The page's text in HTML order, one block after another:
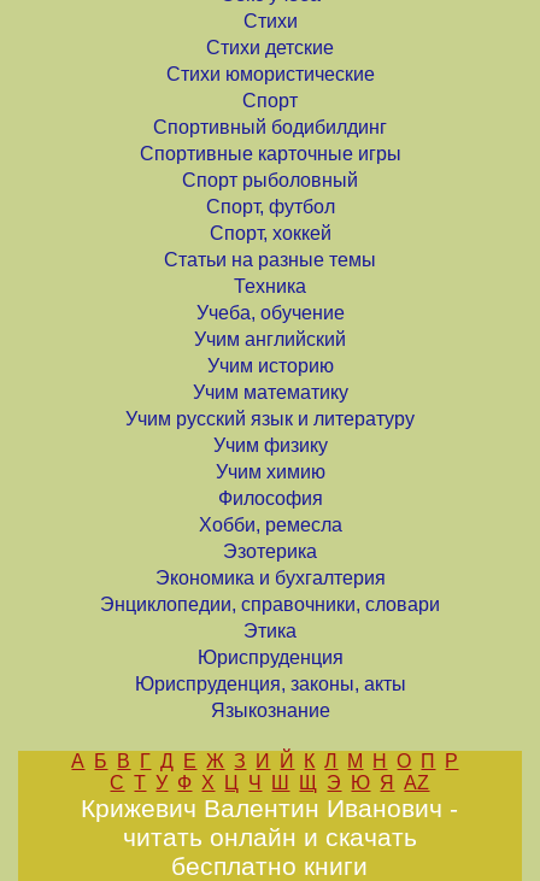
Стихи
Стихи детские
Стихи юмористические
Спорт
Спортивный бодибилдинг
Спортивные карточные игры
Спорт рыболовный
Спорт, футбол
Спорт, хоккей
Статьи на разные темы
Техника
Учеба, обучение
Учим английский
Учим историю
Учим математику
Учим русский язык и литературу
Учим физику
Учим химию
Философия
Хобби, ремесла
Эзотерика
Экономика и бухгалтерия
Энциклопедии, справочники, словари
Этика
Юриспруденция
Юриспруденция, законы, акты
Языкознание
А Б В Г Д Е Ж З И Й К Л М Н О П
Р
С Т У Ф Х Ц Ч Ш Щ Э Ю Я AZ
Крижевич Валентин Иванович -
читать онлайн и скачать
бесплатно книги